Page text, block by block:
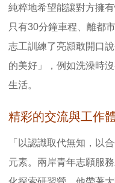
純粹地希望能讓對方擁
只有30分鐘車程、離都
志工訓練了亮潁敢開口
的美好」，例如洗澡時
生活。
精彩的交流與工作
「以認識取代無知，以
元素。兩岸青年志願服